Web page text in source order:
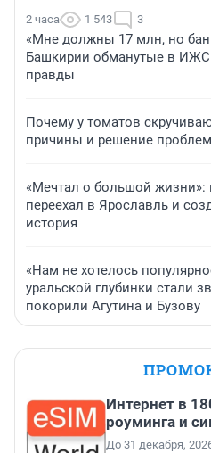
2 часа 1 543 3
«Мне должны 17 млн, но
Башкирии обманутые в ИЖС
правды
Почему у томатов
причины и решение
«Мечтал о большой жизни»:
переехал в Ярославль и
история
«Нам не хотелось
уральской глубинки стали
покорили Агутина и Бузову
Интернет в
роуминга и
До 31 декабря,